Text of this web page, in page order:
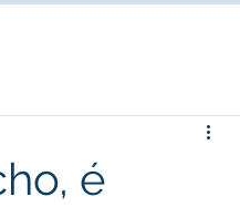
é